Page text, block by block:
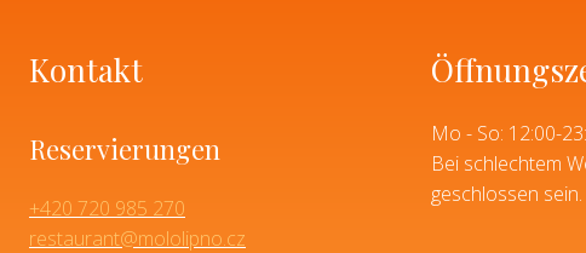
Kontakt
Reservierungen
+420 720 985 270
restaurant@mololipno.cz
Mo - So: 12:00-
Bei schlechtem
geschlossen sein.